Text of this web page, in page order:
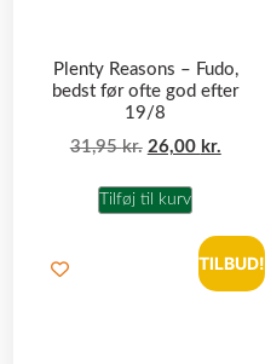
Plenty Reasons – Fudo,
bedst før ofte god efter
19/8
31,95kr. 26,00 kr.
Tilføj til kurv
TILBUD!